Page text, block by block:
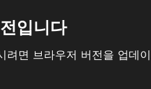
입니다
면 브라우저 버전을 업데